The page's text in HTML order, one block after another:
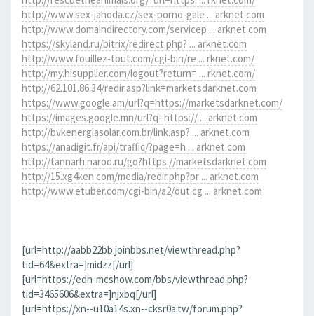
http://www.sex-jahoda.cz/sex-porno-gale ... arknet.com
http://www.domaindirectory.com/servicep ... arknet.com
https://skyland.ru/bitrix/redirect.php? ... arknet.com
http://www.fouillez-tout.com/cgi-bin/re ... rknet.com/
http://my.hisupplier.com/logout?return= ... rknet.com/
http://62.101.86.34/redir.asp?link=marketsdarknet.com
https://www.google.am/url?q=https://marketsdarknet.com/
https://images.google.mn/url?q=https:// ... arknet.com
http://bvkenergiasolar.com.br/link.asp? ... arknet.com
https://anadigit.fr/api/traffic/?page=h ... arknet.com
http://tannarh.narod.ru/go?https://marketsdarknet.com
http://15.xg4ken.com/media/redir.php?pr ... arknet.com
http://www.etuber.com/cgi-bin/a2/out.cg ... arknet.com
[url=http://aabb22bb.joinbbs.net/viewthread.php?
tid=64&extra=]midzz[/url]
[url=https://edn-mcshow.com/bbs/viewthread.php?
tid=3465606&extra=]njxbq[/url]
[url=https://xn--u10a14s.xn--cksr0a.tw/forum.php?